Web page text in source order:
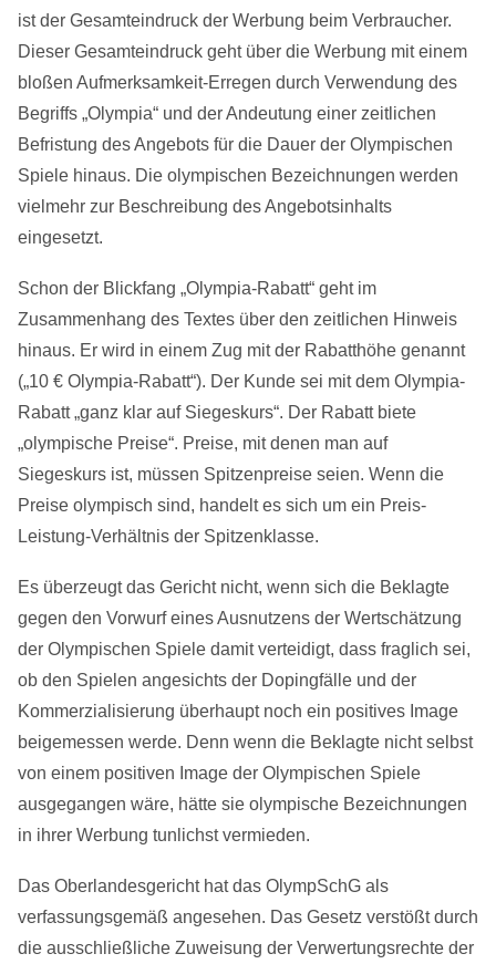
ist der Gesamteindruck der Werbung beim Verbraucher.
Dieser Gesamteindruck geht über die Werbung mit einem
bloßen Aufmerksamkeit-Erregen durch Verwendung des
Begriffs „Olympia“ und der Andeutung einer zeitlichen
Befristung des Angebots für die Dauer der Olympischen
Spiele hinaus. Die olympischen Bezeichnungen werden
vielmehr zur Beschreibung des Angebotsinhalts
eingesetzt.
Schon der Blickfang „Olympia-Rabatt“ geht im
Zusammenhang des Textes über den zeitlichen Hinweis
hinaus. Er wird in einem Zug mit der Rabatthöhe genannt
(„10 € Olympia-Rabatt“). Der Kunde sei mit dem Olympia-
Rabatt „ganz klar auf Siegeskurs“. Der Rabatt biete
„olympische Preise“. Preise, mit denen man auf
Siegeskurs ist, müssen Spitzenpreise seien. Wenn die
Preise olympisch sind, handelt es sich um ein Preis-
Leistung-Verhältnis der Spitzenklasse.
Es überzeugt das Gericht nicht, wenn sich die Beklagte
gegen den Vorwurf eines Ausnutzens der Wertschätzung
der Olympischen Spiele damit verteidigt, dass fraglich sei,
ob den Spielen angesichts der Dopingfälle und der
Kommerzialisierung überhaupt noch ein positives Image
beigemessen werde. Denn wenn die Beklagte nicht selbst
von einem positiven Image der Olympischen Spiele
ausgegangen wäre, hätte sie olympische Bezeichnungen
in ihrer Werbung tunlichst vermieden.
Das Oberlandesgericht hat das OlympSchG als
verfassungsgemäß angesehen. Das Gesetz verstößt durch
die ausschließliche Zuweisung der Verwertungsrechte der